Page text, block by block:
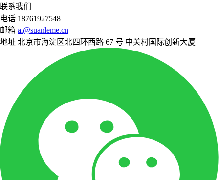
联系我们
电话 18761927548
邮箱 ai@suanleme.cn
地址 北京市海淀区北四环西路 67 号 中关村国际创新大厦